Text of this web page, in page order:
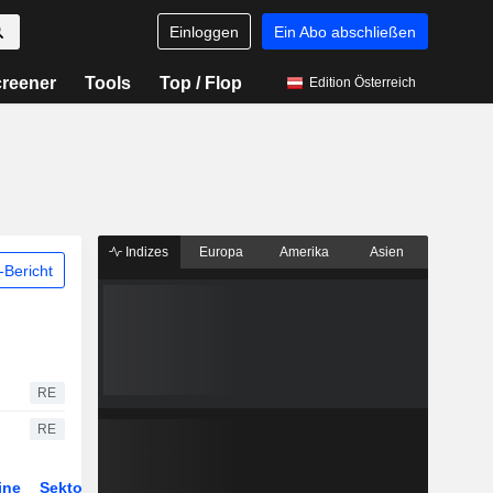
Einloggen Ein Abo abschließen
Tools Top / Flop Edition Österreich
Bericht
RE
RE
Sektor
Indizes Europa Amerika Asien